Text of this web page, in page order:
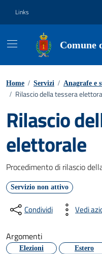
Links
Comune
Home / Servizi / Anagrafe e
/ Rilascio della tessera
Rilascio
elettorale
Dettagli del
Procedimento di rilascio
Servizio non attivo
Condividi Vedi
Argomenti
Elezioni Estero